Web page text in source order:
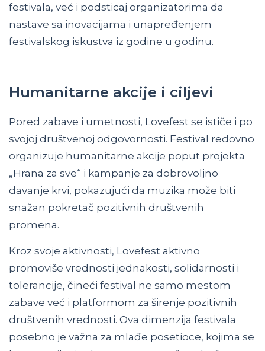
festivala, već i podsticaj organizatorima da
nastave sa inovacijama i unapređenjem
festivalskog iskustva iz godine u godinu.
Humanitarne akcije i ciljevi
Pored zabave i umetnosti, Lovefest se ističe i po
svojoj društvenoj odgovornosti. Festival redovno
organizuje humanitarne akcije poput projekta
„Hrana za sve“ i kampanje za dobrovoljno
davanje krvi, pokazujući da muzika može biti
snažan pokretač pozitivnih društvenih
promena.
Kroz svoje aktivnosti, Lovefest aktivno
promoviše vrednosti jednakosti, solidarnosti i
tolerancije, čineći festival ne samo mestom
zabave već i platformom za širenje pozitivnih
društvenih vrednosti. Ova dimenzija festivala
posebno je važna za mlađe posetioce, kojima se